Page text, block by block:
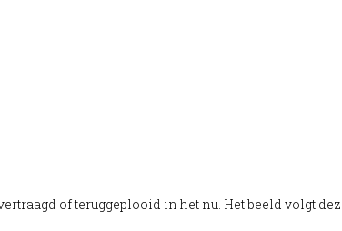
of teruggeplooid in het nu. Het beeld volgt